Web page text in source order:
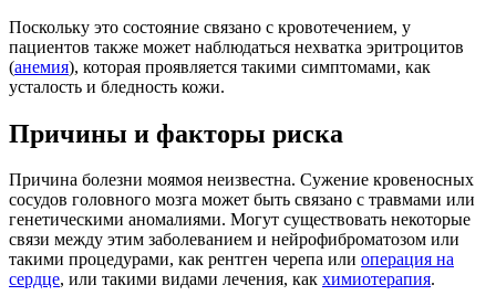
Поскольку это состояние связано с кровотечением, у
пациентов также может наблюдаться нехватка эритроцитов
(анемия), которая проявляется такими симптомами, как
усталость и бледность кожи.
Причины и факторы риска
Причина болезни моямоя неизвестна. Сужение кровеносных
сосудов головного мозга может быть связано с травмами или
генетическими аномалиями. Могут существовать некоторые
связи между этим заболеванием и нейрофиброматозом или
такими процедурами, как рентген черепа или операция на
сердце, или такими видами лечения, как химиотерапия.